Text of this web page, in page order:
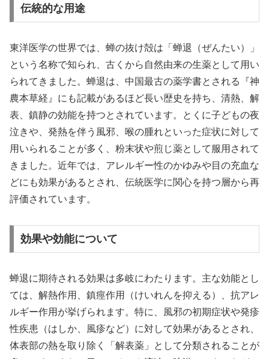
伝統的な用途
東洋医学の世界では、蝉の抜け殻は「蝉退（ぜんたい）」
という名称で知られ、古くから自然由来の生薬として用い
られてきました。蝉退は、中国最古の薬学書とされる『神
農本草経』にも記載があるほど長い歴史を持ち、清熱、解
表、鎮静の効能を持つとされています。とくに子どもの夜
泣きや、発熱を伴う風邪、喉の腫れといった症状に対して
用いられることが多く、粉末状や煎じ薬として服用されて
きました。近年では、アレルギー性のかゆみや目の充血な
どにも効果があるとされ、伝統医学に関心を持つ層から再
評価されています。
効果や効能について
蝉退に期待される効果は多岐にわたります。主な効能とし
ては、解熱作用、鎮痙作用（けいれんを抑える）、抗アレ
ルギー作用が挙げられます。特に、風邪の初期症状や発疹
性疾患（はしか、風疹など）に対して効果があるとされ、
体表部の熱を取り除く「解表薬」として分類されることが